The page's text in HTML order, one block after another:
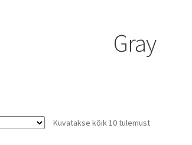
Gray
Kuvatakse kõik 10 tulemust